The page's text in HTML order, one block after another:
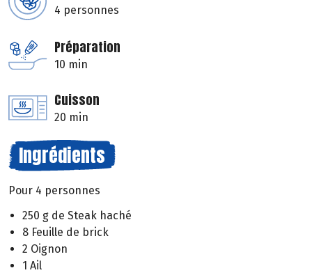
4 personnes
Préparation
10 min
Cuisson
20 min
Ingrédients
Pour 4 personnes
250 g de Steak haché
8 Feuille de brick
2 Oignon
1 Ail